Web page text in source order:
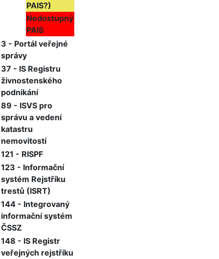
PAIS?)
Nedostupný
PAIS
3 - Portál veřejné
správy
37 - IS Registru
živnostenského
podnikání
89 - ISVS pro
správu a vedení
katastru
nemovitostí
121 - RISPF
123 - Informační
systém Rejstříku
trestů (ISRT)
144 - Integrovaný
informační systém
ČSSZ
148 - IS Registr
veřejných rejstříku